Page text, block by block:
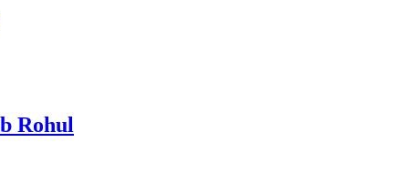
Rohul